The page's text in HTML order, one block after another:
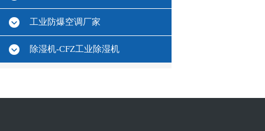
工业防爆空调厂家
除湿机-CFZ工业除湿机